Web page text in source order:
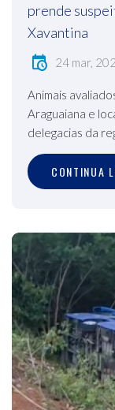
prende
Xavantina
24 mar,
Animais
Araguaiana e
delegacias da
CONTINUA